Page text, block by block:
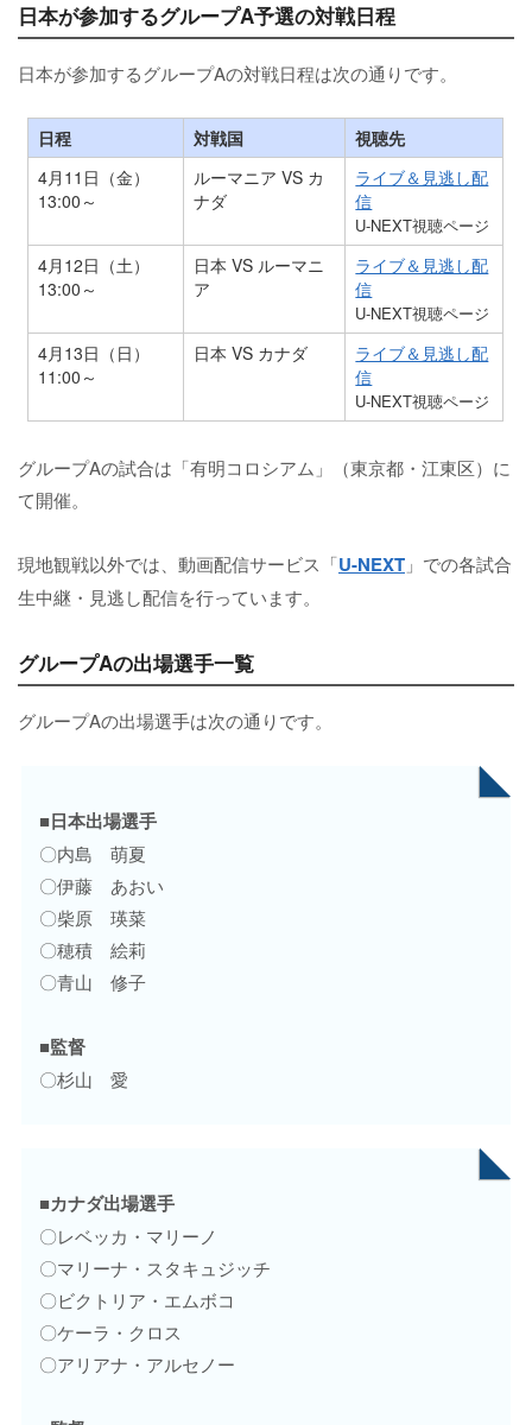
日本が参加するグループA予選の対戦日程
日本が参加するグループAの対戦日程は次の通りです。
日程 対戦国
視聴先
4月11日（金）
13:00～
ルーマニア VS カ
ナダ
ライブ＆見逃し配
信
U-NEXT視聴ページ
4月12日（土）
13:00～
日本 VS ルーマニ
ア
ライブ＆見逃し配
信
U-NEXT視聴ページ
4月13日（日）
11:00～
日本 VS カナダ
ライブ＆見逃し配
信
U-NEXT視聴ページ
グループAの試合は「有明コロシアム」（東京都・江東区）に
て開催。
現地観戦以外では、動画配信サービス「U-NEXT 」での各試合
生中継・見逃し配信を行っています。
グループAの出場選手一覧
グループAの出場選手は次の通りです。
■日本出場選手
〇内島 萌夏
〇伊藤 あおい
〇柴原 瑛菜
〇穂積 絵莉
〇青山 修子
■監督
〇杉山 愛
■カナダ出場選手
〇レベッカ・マリーノ
〇マリーナ・スタキュジッチ
〇ビクトリア・エムボコ
〇ケーラ・クロス
〇アリアナ・アルセノー